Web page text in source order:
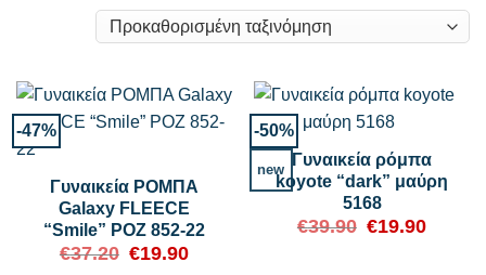
-47%
Γυναικεία ΡΟΜΠΑ
Galaxy FLEECE
“Smile” ΡΟΖ 852-22
€37.20
Original
price
€19.90Η
-50%
new
Γυναικεία ρόμπα
koyote “dark” μαύρη
5168
€39.90
Original
price
€19.90Η